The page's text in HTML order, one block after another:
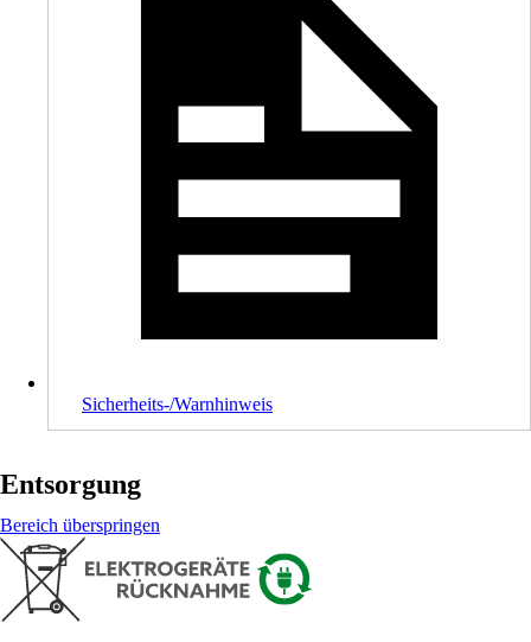
Sicherheits-/Warnhinweis
Entsorgung
Bereich überspringen